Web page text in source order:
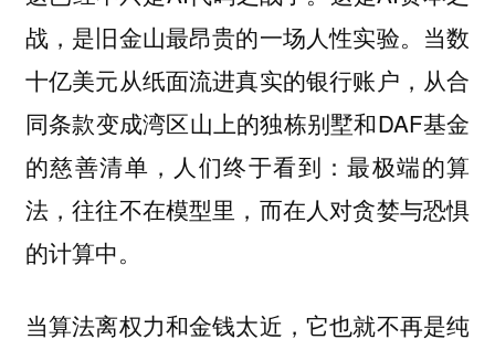
战，是旧金山最昂贵的一场人性实验。当数
十亿美元从纸面流进真实的银行账户，从合
同条款变成湾区山上的独栋别墅和DAF基金
的慈善清单，人们终于看到：最极端的算
法，往往不在模型里，而在人对贪婪与恐惧
的计算中。
当算法离权力和金钱太近，它也就不再是纯